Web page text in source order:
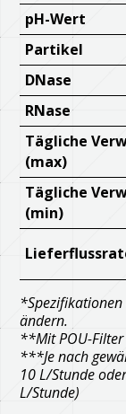
pH-Wert
Partikel
DNase
RNase
Tägliche
(max)
Tägliche
(min)
ändern.
**Mit POU-
***Je nach
10 L/Stunde
L/Stunde)